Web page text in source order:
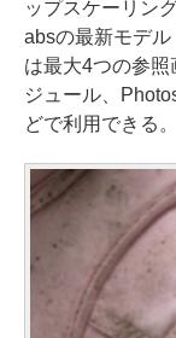
ップスケーリン
absの最新モデ
は最大4つの参照
ジュール、
どで利用できる。